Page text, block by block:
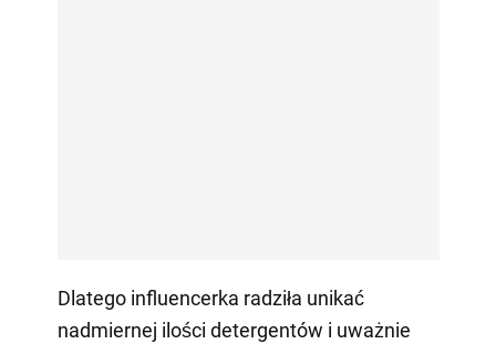
Dlatego influencerka radziła unikać
nadmiernej ilości detergentów i uważnie